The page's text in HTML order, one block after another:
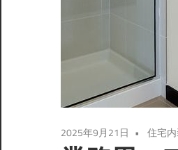
2025年9月21日 住宅